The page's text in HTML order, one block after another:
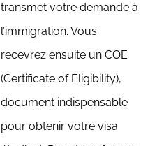
transmet votre demande à
l’immigration. Vous
recevrez ensuite un COE
(Certificate of Eligibility),
document indispensable
pour obtenir votre visa